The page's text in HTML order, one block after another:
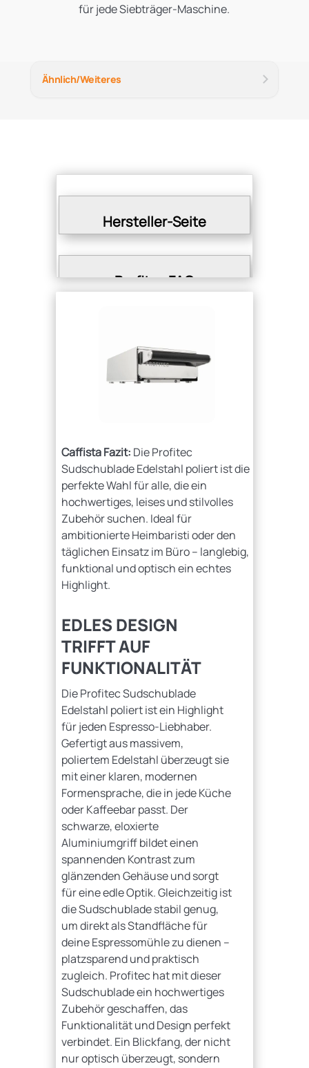
für jede Siebträger-Maschine.
Ähnlich/Weiteres
Hersteller-Seite
Profitec FAQ
Caffista Fazit: Die Profitec
Sudschublade Edelstahl poliert ist die
perfekte Wahl für alle, die ein
hochwertiges, leises und stilvolles
Zubehör suchen. Ideal für
ambitionierte Heimbaristi oder den
täglichen Einsatz im Büro – langlebig,
funktional und optisch ein echtes
Highlight.
EDLES DESIGN
TRIFFT AUF
FUNKTIONALITÄT
Die Profitec Sudschublade
Edelstahl poliert ist ein Highlight
für jeden Espresso-Liebhaber.
Gefertigt aus massivem,
poliertem Edelstahl überzeugt sie
mit einer klaren, modernen
Formensprache, die in jede Küche
oder Kaffeebar passt. Der
schwarze, eloxierte
Aluminiumgriff bildet einen
spannenden Kontrast zum
glänzenden Gehäuse und sorgt
für eine edle Optik. Gleichzeitig ist
die Sudschublade stabil genug,
um direkt als Standfläche für
deine Espressomühle zu dienen –
platzsparend und praktisch
zugleich. Profitec hat mit dieser
Sudschublade ein hochwertiges
Zubehör geschaffen, das
Funktionalität und Design perfekt
verbindet. Ein Blickfang, der nicht
nur optisch überzeugt, sondern